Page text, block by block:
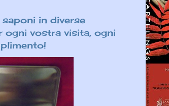
in diverse
ogni vostra visita, ogni